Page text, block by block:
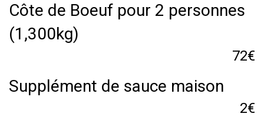
Côte de Boeuf pour 2 personnes
(1,300kg)
72€
Supplément de sauce maison
2€